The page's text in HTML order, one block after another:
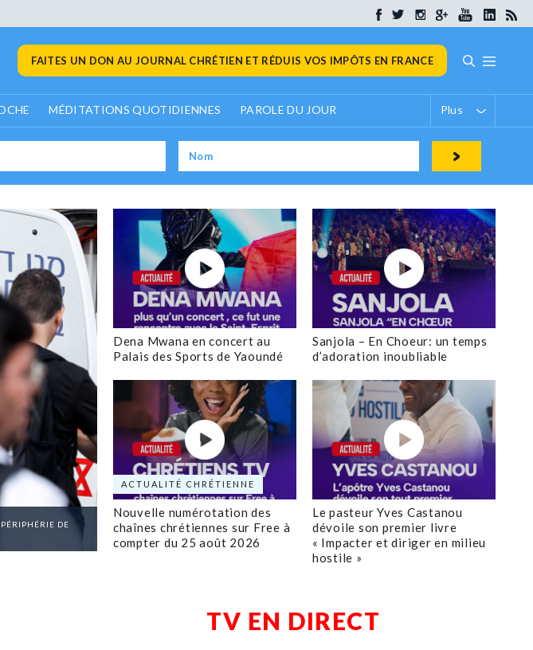
FAITES UN DON AU JOURNAL CHRÉTIEN ET RÉDUIS VOS IMPÔTS EN FRANCE
MÉDITATIONS QUOTIDIENNES PAROLE DU JOUR Plus
DE
Dena Mwana en concert au
Palais des Sports de Yaoundé
Sanjola – En Choeur: un temps
d’adoration inoubliable
ACTUALITÉ CHRÉTIENNE
Nouvelle numérotation des
chaînes chrétiennes sur Free à
compter du 25 août 2026
Le pasteur Yves Castanou
dévoile son premier livre
« Impacter et diriger en milieu
hostile »
TV EN DIRECT